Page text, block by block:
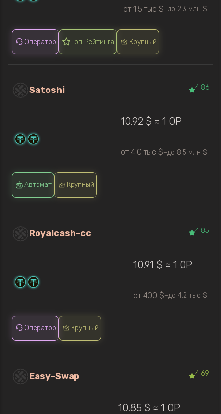
от 1.5 тыс $—до 2.3 млн $
Оператор Топ Рейтинга Крупный
Satoshi 4.86
10.92 $ ≈ 1 OP
от 4.0 тыс $—до 8.5 млн $
Автомат Крупный
Royalcash-cc 4.85
10.91 $ ≈ 1 OP
от 400 $—до 4.2 тыс $
Оператор Крупный
Easy-Swap 4.69
10.85 $ ≈ 1 OP